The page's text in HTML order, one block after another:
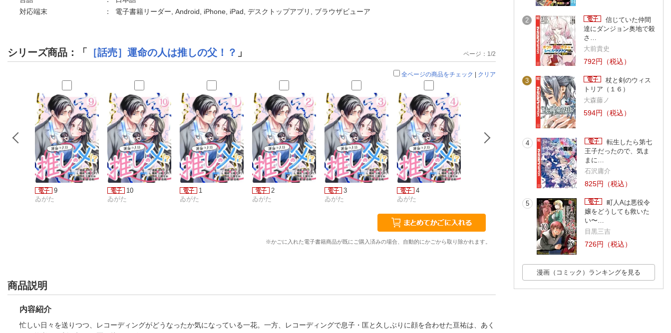
対応端末
： 電子書籍リーダー, Android, iPhone, iPad, デスクトップアプリ, ブラウザビューア
シリーズ商品：「 ［話売］運命の人は推しの父！？ 」 ページ：1/2
全ページの商品をチェック クリア
9
ゐがた
10
ゐがた
1
ゐがた
2
ゐがた
3
ゐがた
4
ゐがた
6
ゐがた
ゐがた
※かごに入れた電子書籍商品が既にご購入済みの場合、自動的にかごから取り除かれます。
商品説明
内容紹介
忙しい日々を送りつつ、レコーディングがどうなったか気になっている一花。一方、レコーディングで息子・匡と久しぶりに顔を合わせた亘祐は、あく
2
信じていた仲間
達にダンジョン奥地で殺
さ…
大前貴史
792円（税込）
3
杖と剣のウィス
トリア（１６）
大森藤ノ
594円（税込）
4
転生したら第七
王子だったので、気ま
まに…
石沢庸介
825円（税込）
5
町人Aは悪役令
嬢をどうしても救いた
い〜…
目黒三吉
726円（税込）
漫画（コミック）ランキングを見る